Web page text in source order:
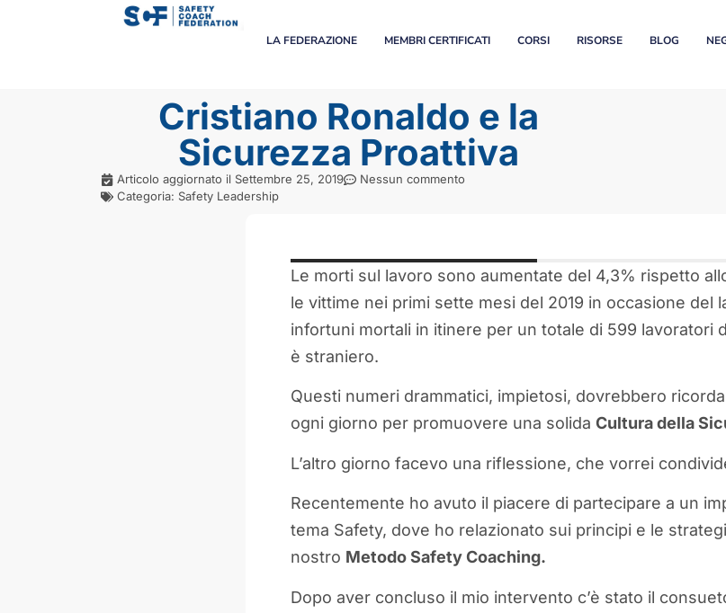
LA FEDERAZIONE MEMBRI CERTIFICATI CORSI RISORSE BLOG
Cristiano Ronaldo e la
Sicurezza Proattiva
Articolo aggiornato il Settembre 25, 2019
Nessun commento
Categoria: Safety Leadership
Le morti sul lavoro sono aumentate del 4,3% rispetto
le vittime nei primi sette mesi del 2019 in occasione del
infortuni mortali in itinere per un totale di 599 lavoratori
è straniero.
Questi numeri drammatici, impietosi, dovrebbero
ogni giorno per promuovere una solida Cultura della
L’altro giorno facevo una riflessione, che vorrei
Recentemente ho avuto il piacere di partecipare a un
tema Safety, dove ho relazionato sui principi e le
nostro Metodo Safety Coaching.
Dopo aver concluso il mio intervento c’è stato il